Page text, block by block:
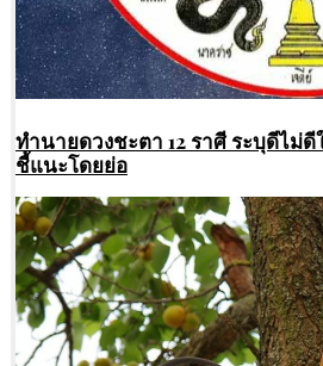
ทํานายดวงชะตา 12 ราศี ระบุดีไม่
ชี้แนะโดยย่อ